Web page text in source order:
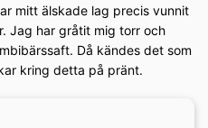
mitt älskade lag precis vunnit
Jag har gråtit mig torr och
Då kändes det som
kring detta på pränt.